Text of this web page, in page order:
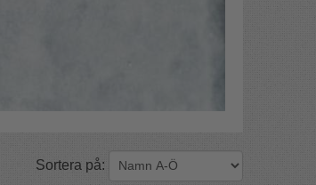
Sortera på: